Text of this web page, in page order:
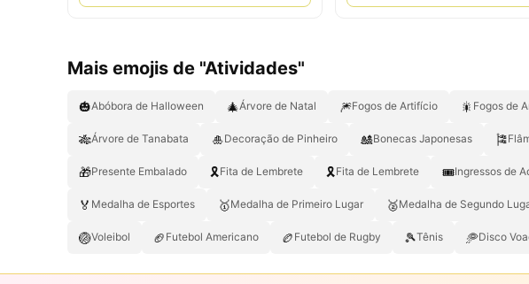
Mais emojis de "Atividades"
🎃Abóbora de Halloween 🎄Árvore de Natal 🎆Fogos de Artifício 🎇 Fogos de
🎋Árvore de Tanabata 🎍Decoração de Pinheiro 🎎Bonecas Japonesas 🎏
🎁Presente Embalado 🎗️Fita de Lembrete 🎗Fita de Lembrete 🎟️Ingressos de
🏅 Medalha de Esportes 🥇Medalha de Primeiro Lugar 🥈Medalha de Segundo
🏐Voleibol 🏈 Futebol Americano 🏉 Futebol de Rugby 🎾Tênis 🥏Disco